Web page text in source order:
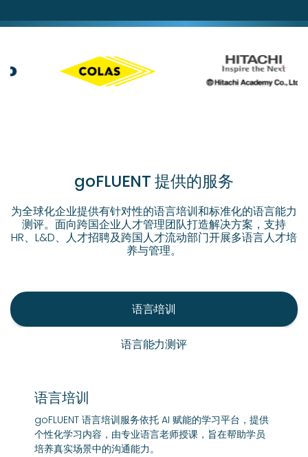
goFLUENT 提供的服务
为全球化企业提供有针对性的语言培训和标准化的语言能力
测评。 面向跨国企业人才管理团队打造解决方案，支持
HR、L&D、人才招聘及跨国人才流动部门开展多语言人才培
养与管理。
语言培训
语言能力测评
语言培训
goFLUENT 语言培训服务依托 AI 赋能的学习平台，提供
个性化学习内容，由专业语言老师授课，旨在帮助学员
培养真实场景中的沟通能力。